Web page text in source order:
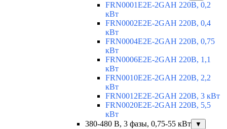
FRN0001E2E-2GAH 220В, 0,2
кВт
FRN0002E2E-2GAH 220В, 0,4
кВт
FRN0004E2E-2GAH 220В, 0,75
кВт
FRN0006E2E-2GAH 220В, 1,1
кВт
FRN0010E2E-2GAH 220В, 2,2
кВт
FRN0012E2E-2GAH 220В, 3 кВт
FRN0020E2E-2GAH 220В, 5,5
кВт
380-480 В, 3 фазы, 0,75-55 кВт
▼